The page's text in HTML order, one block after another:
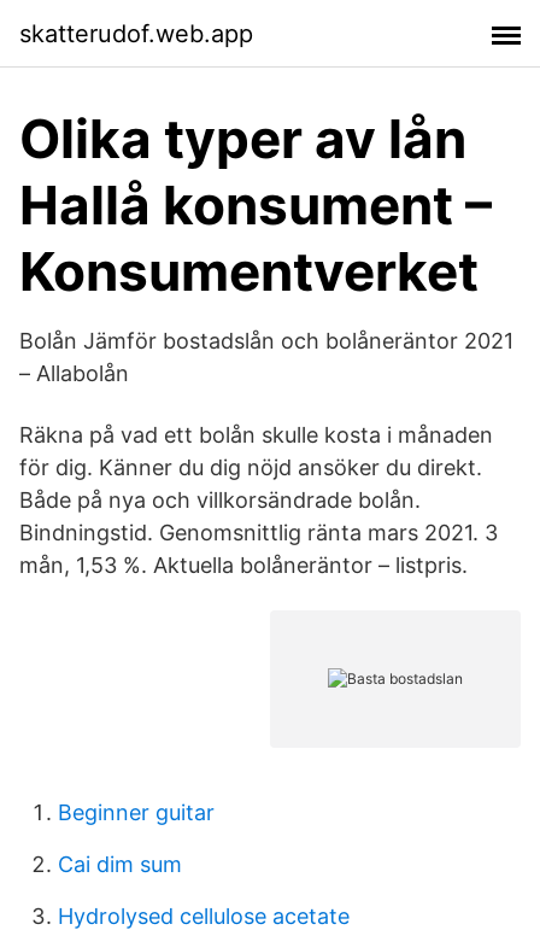
skatterudof.web.app
Olika typer av lån
Hallå konsument –
Konsumentverket
Bolån Jämför bostadslån och bolåneräntor 2021
– Allabolån
Räkna på vad ett bolån skulle kosta i månaden
för dig. Känner du dig nöjd ansöker du direkt.
Både på nya och villkorsändrade bolån.
Bindningstid. Genomsnittlig ränta mars 2021. 3
mån, 1,53 %. Aktuella bolåneräntor – listpris.
Beginner guitar
Cai dim sum
Hydrolysed cellulose acetate